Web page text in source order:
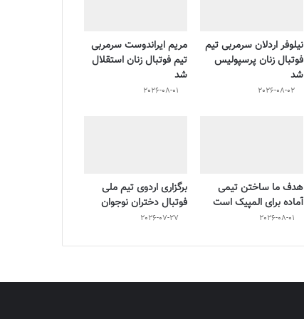
نیلوفر اردلان سرمربی تیم
فوتبال زنان پرسپولیس
شد
2026-08-02
مریم ایراندوست سرمربی
تیم فوتبال زنان استقلال
شد
2026-08-01
هدف ما ساختن تیمی
آماده برای المپیک است
2026-08-01
برگزاری اردوی تیم ملی
فوتبال دختران نوجوان
2026-07-27